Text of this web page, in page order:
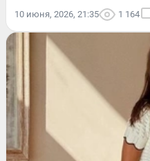
10 июня, 2026, 21:35 1 164